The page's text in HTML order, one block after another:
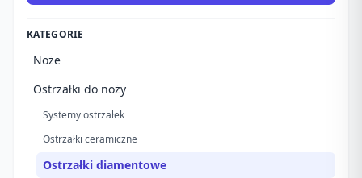
KATEGORIE
Noże
Ostrzałki do noży
Systemy ostrzałek
Ostrzałki ceramiczne
Ostrzałki diamentowe